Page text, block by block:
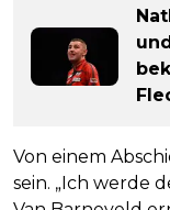
Von einem
sein. „Ich werde